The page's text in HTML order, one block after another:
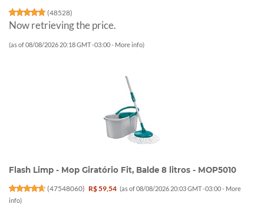
(48528)
Now retrieving the price.
(as of 08/08/2026 20:18 GMT -03:00 - More info)
Flash Limp - Mop Giratório Fit, Balde 8 litros - MOP5010
(47548060) R$ 59,54 (as of 08/08/2026 20:03 GMT -03:00 - More
info)